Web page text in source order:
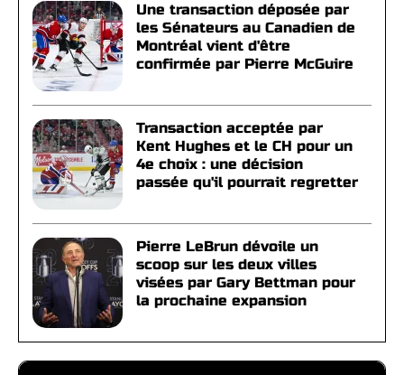
Une transaction déposée par
les Sénateurs au Canadien de
Montréal vient d'être
confirmée par Pierre McGuire
Transaction acceptée par
Kent Hughes et le CH pour un
4e choix : une décision
passée qu'il pourrait regretter
Pierre LeBrun dévoile un
scoop sur les deux villes
visées par Gary Bettman pour
la prochaine expansion